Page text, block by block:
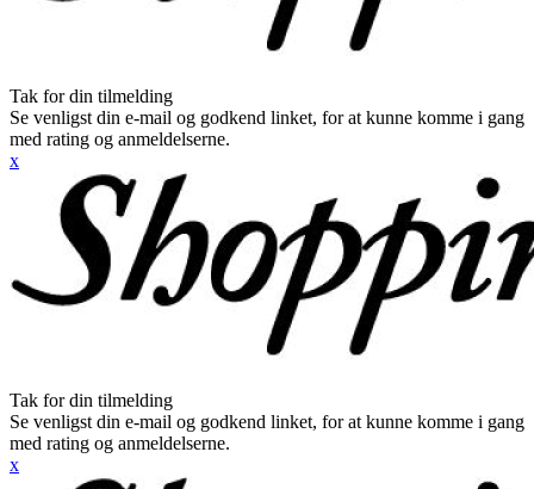
Tak for din tilmelding
Se venligst din e-mail og godkend linket, for at kunne komme i gang
med rating og anmeldelserne.
x
Tak for din tilmelding
Se venligst din e-mail og godkend linket, for at kunne komme i gang
med rating og anmeldelserne.
x